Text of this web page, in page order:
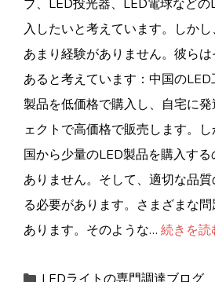
ブ、LED投光器、LED電球など
入したいと考えています。しか
あまり経験がありません。彼ら
あると考えています：中国の
製品を低価格で購入し、自宅に
ェクトで高価格で販売します。
国から少量のLED製品を購入す
ありません。そして、適切な品
る必要があります。さまざまな
あります。そのような… 続きを読
カ